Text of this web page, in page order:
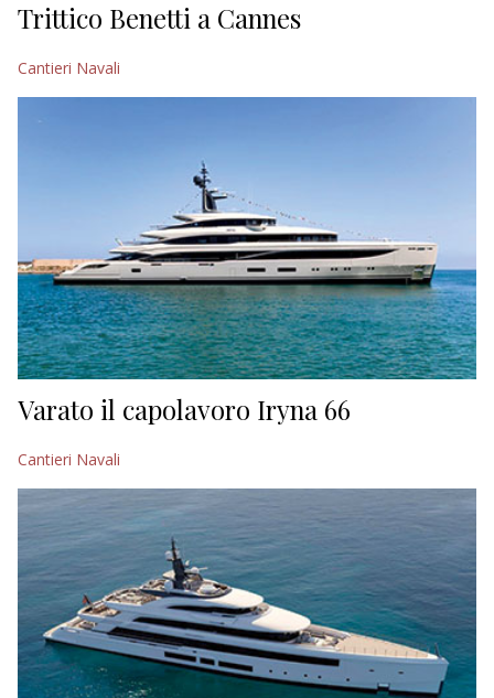
Trittico Benetti a Cannes
Cantieri Navali
Varato il capolavoro Iryna 66
Cantieri Navali